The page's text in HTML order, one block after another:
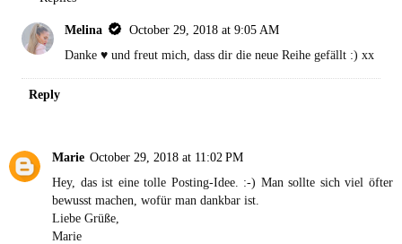
Melina
October 29, 2018 at 9:05 AM
Danke ♥ und freut mich, dass dir die neue Reihe gefällt :) xx
Reply
Marie October 29, 2018 at 11:02 PM
Hey, das ist eine tolle Posting-Idee. :-) Man sollte sich viel öfter
bewusst machen, wofür man dankbar ist.
Liebe Grüße,
Marie